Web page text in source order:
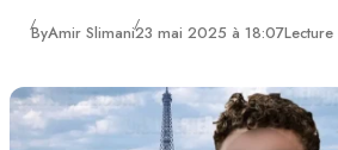
ByAmir Slimani23 mai 2025 à 18:07